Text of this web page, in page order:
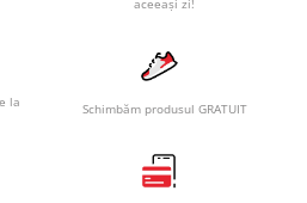
la
Schimbăm produsul GRATUIT